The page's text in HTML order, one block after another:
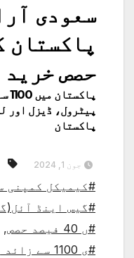
سعودی
حصص
پیٹرول، ڈیزل اور
پاکستان
جون 1, 2024
#کیمیکل کمپنی
#گیس اینڈ
#ں 40 فیصد حصص
,
#ی 1100 سے زائد ریٹیل دکانیں